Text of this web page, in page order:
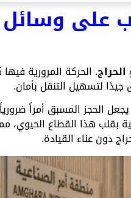
على
الحراج. الحركة المرورية
جيدًا لتسهيل التنقل بأمان.
الحجز المسبق أمراً
بقلب هذا القطاع الحيوي،
دون عناء القيادة.